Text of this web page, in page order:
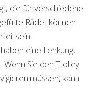
die für verschiedene
Räder können
sein.
eine Lenkung,
Sie den Trolley
müssen, kann